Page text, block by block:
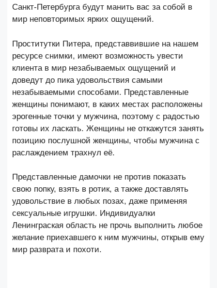
Санкт-Петербурга будут манить вас за собой в
мир неповторимых ярких ощущений.
Проститутки Питера, представвившие на нашем
ресурсе снимки, имеют возможность увести
клиента в мир незабываемых ощущений и
доведут до пика удовольствия самыми
незабываемыми способами. Представленные
женщины понимают, в каких местах расположены
эрогенные точки у мужчина, поэтому с радостью
готовы их ласкать. Женщины не откажутся занять
позицию послушной женщины, чтобы мужчина с
раслаждением трахнул её.
Представленные дамочки не против показать
свою попку, взять в ротик, а также доставлять
удовольствие в любых позах, даже применяя
сексуальные игрушки. Индивидуалки
Ленинграская область не прочь выполнить любое
желание приехавшего к ним мужчины, открыв ему
мир разврата и похоти.